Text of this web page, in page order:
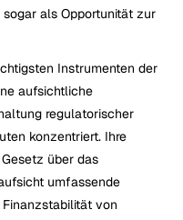
als Opportunität zur
Instrumenten der
aufsichtliche
regulatorischer
konzentriert. Ihre
über das
umfassende
von